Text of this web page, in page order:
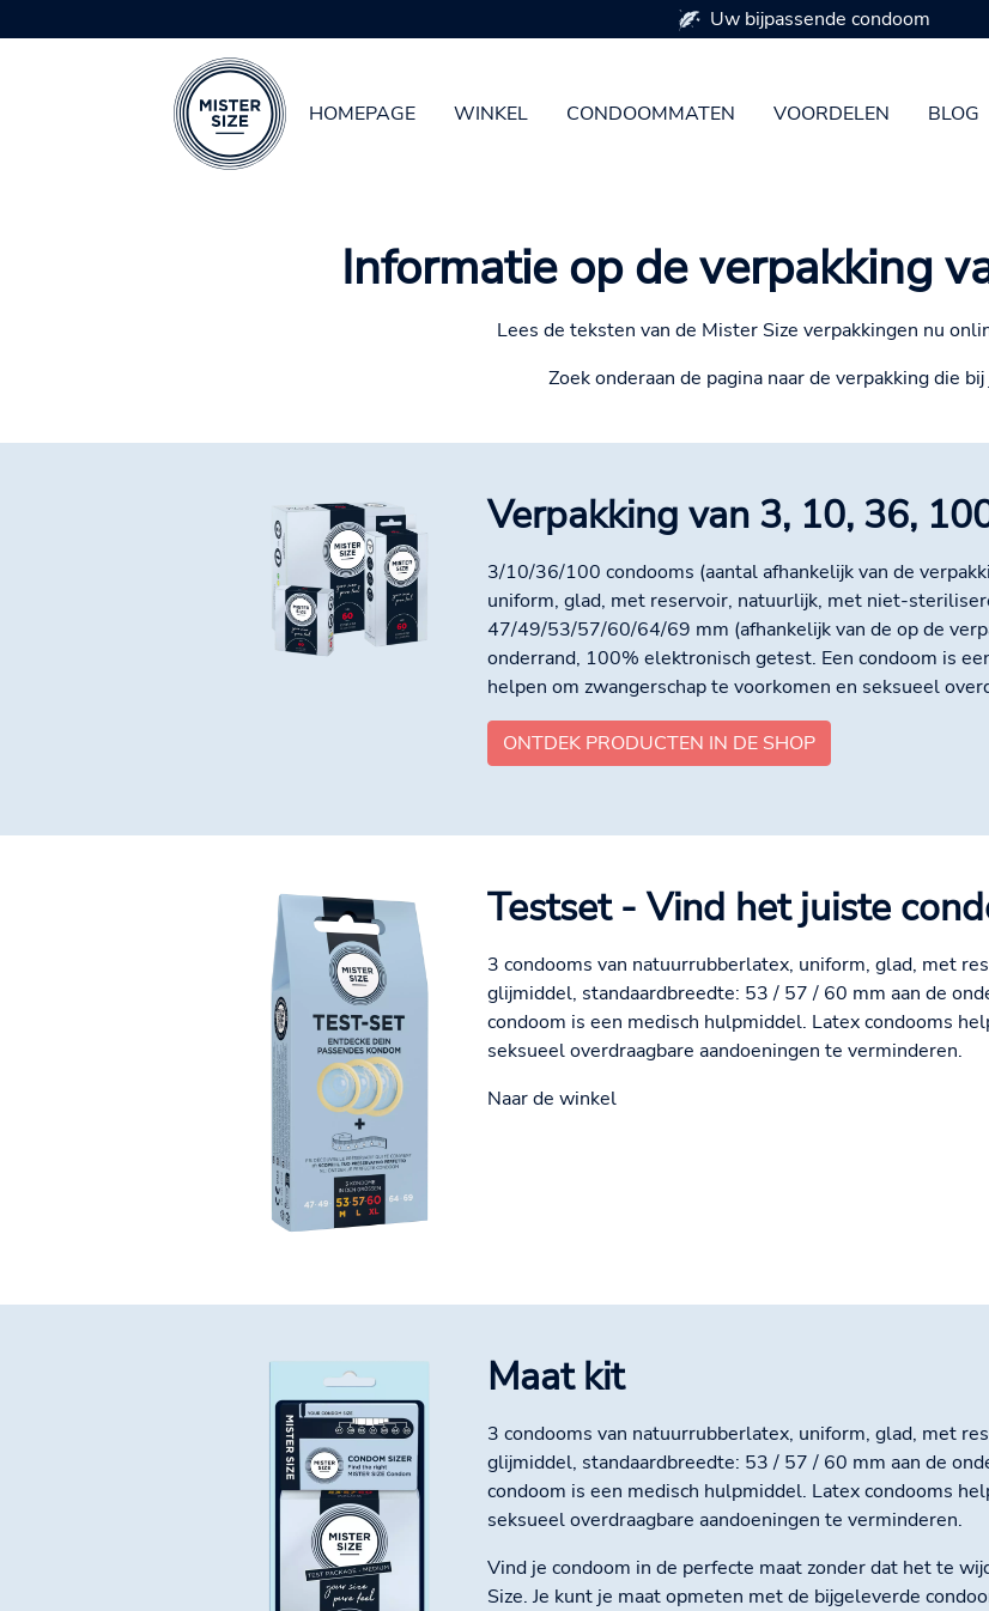
HOMEPAGE WINKEL CONDOOMMATEN VOORDELEN BLOG
Informatie op de verpakking
Lees de teksten van de Mister Size verpakkingen nu
Zoek onderaan de pagina naar de verpakking die
Verpakking van 3, 10, 36,
3/10/36/100 condooms (aantal afhankelijk van de
uniform, glad, met reservoir, natuurlijk, met niet-
47/49/53/57/60/64/69 mm (afhankelijk van de op de
onderrand, 100% elektronisch getest. Een condoom is
helpen om zwangerschap te voorkomen en seksueel
ONTDEK PRODUCTEN IN DE SHOP
Testset - Vind het juiste
3 condooms van natuurrubberlatex, uniform, glad, met
glijmiddel, standaardbreedte: 53 / 57 / 60 mm aan de
condoom is een medisch hulpmiddel. Latex condooms
seksueel overdraagbare aandoeningen te verminderen.
Naar de winkel
Maat kit
3 condooms van natuurrubberlatex, uniform, glad, met
glijmiddel, standaardbreedte: 53 / 57 / 60 mm aan de
condoom is een medisch hulpmiddel. Latex condooms
seksueel overdraagbare aandoeningen te verminderen.
Vind je condoom in de perfecte maat zonder dat het te
Size. Je kunt je maat opmeten met de bijgeleverde